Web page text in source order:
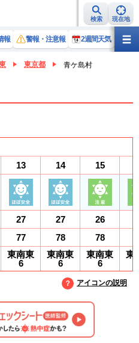
検索 現在地
報 警報・注意報 2週間天気 ラ
東京都 青ケ島村
13
27
77
東南東
6
14
27
78
東南東
6
15
26
78
東南東
6
東
アイコンの説明